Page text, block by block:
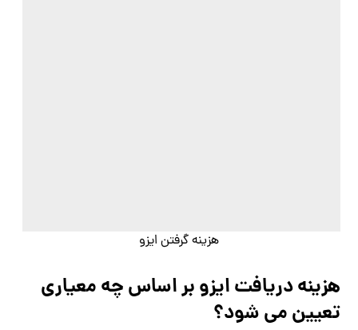
هزینه گرفتن ایزو
هزینه دریافت ایزو بر اساس چه معیاری
تعیین می شود؟